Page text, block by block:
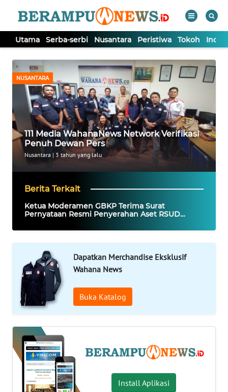
Utama Serba-serbi Nusantara Peristiwa Tokoh
NUSANTARA
111 Media WahanaNews Network Verifikasi
Penuh Dewan Pers
Nusantara | 3 tahun yang lalu
Berita Terkait
Ketua Moderamen GBKP Terima Surat
Pernyataan Resmi Penyerahan Aset RSUD
Dapatkan Merchandise Eksklusif
Wahana News
Buka Katalog
Install Aplikasi
TV
Tutup
UTAMA
SERBA-
SERBI
INDEKS
BERITA
KONTAK
INFO
IKLAN
TENTANG